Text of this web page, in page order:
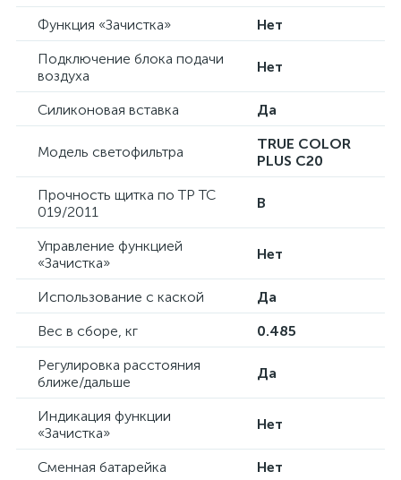
Функция «Зачистка»
Нет
Подключение блока подачи
воздуха
Нет
Силиконовая вставка Да
Модель светофильтра
TRUE COLOR
PLUS С20
Прочность щитка по ТР ТС
019/2011
B
Управление функцией
«Зачистка»
Нет
Использование с каской
Да
Вес в сборе, кг
0.485
Регулировка расстояния
ближе/дальше
Да
Индикация функции
«Зачистка»
Нет
Сменная батарейка
Нет